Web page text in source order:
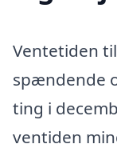
Ventetiden
spændende
ting i
ventiden